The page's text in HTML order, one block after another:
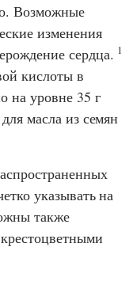
Возможные
изменения
сердца. 1
кислоты в
на уровне 35 г
масла из семян
указывать на
также